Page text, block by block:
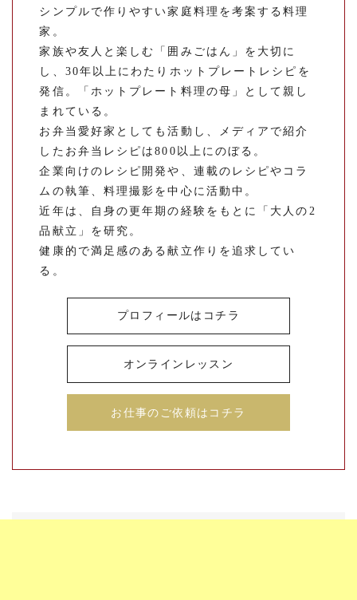
シンプルで作りやすい家庭料理を考案する料理
家。
家族や友人と楽しむ「囲みごはん」を大切に
し、30年以上にわたりホットプレートレシピを
発信。「ホットプレート料理の母」として親し
まれている。
お弁当愛好家としても活動し、メディアで紹介
したお弁当レシピは800以上にのぼる。
企業向けのレシピ開発や、連載のレシピやコラ
ムの執筆、料理撮影を中心に活動中。
近年は、自身の更年期の経験をもとに「大人の2
品献立」を研究。
健康的で満足感のある献立作りを追求してい
る。
プロフィールはコチラ
オンラインレッスン
お仕事のご依頼はコチラ